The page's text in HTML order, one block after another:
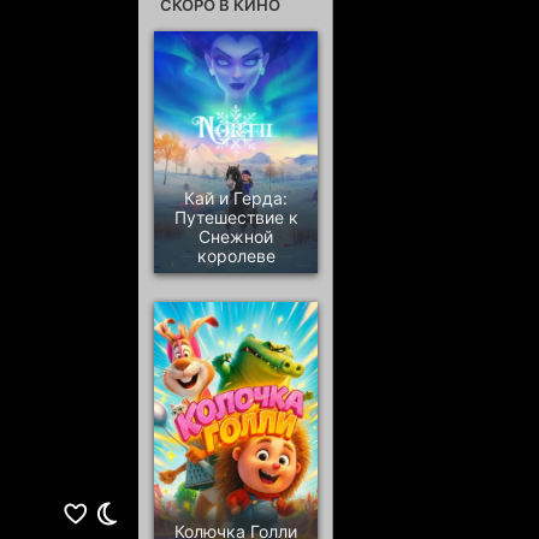
СКОРО В КИНО
Кай и Герда:
Путешествие к
Снежной
королеве
Колючка Голли